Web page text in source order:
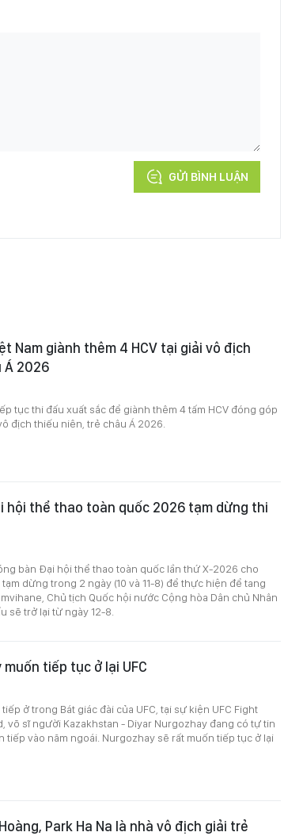
GỬI BÌNH LUẬN
Nam giành thêm 4 HCV tại giải vô địch
Á 2026
tục thi đấu xuất sắc để giành thêm 4 tấm HCV đóng góp
địch thiếu niên, trẻ châu Á 2026.
hội thể thao toàn quốc 2026 tạm dừng thi
bàn Đại hội thể thao toàn quốc lần thứ X-2026 cho
dừng trong 2 ngày (10 và 11-8) để thực hiện để tang
Chủ tịch Quốc hội nước Cộng hòa Dân chủ Nhân
sẽ trở lại từ ngày 12-8.
tiếp tục ở lại UFC
ở trong Bát giác đài của UFC, tại sự kiện UFC Fight
võ sĩ người Kazakhstan - Diyar Nurgozhay đang có tự tin
tiếp vào năm ngoái. Nurgozhay sẽ rất muốn tiếp tục ở lại
Park Ha Na là nhà vô địch giải trẻ